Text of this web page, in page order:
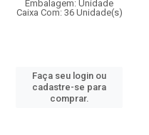
Embalagem: Unidade
Caixa Com: 36 Unidade(s)
Faça seu login ou
cadastre-se para
comprar.